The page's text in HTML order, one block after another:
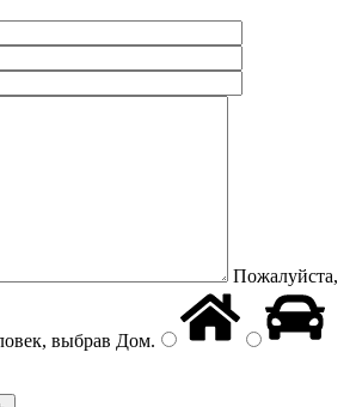
Пожалуйста,
выбрав Дом.